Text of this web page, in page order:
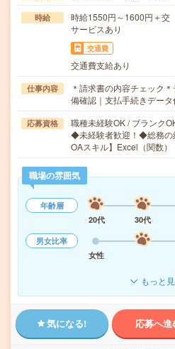
時給
時給1550円～1600円＋
サービスあり
交通費
交通費支給あり
仕事内容
＊請求書の内容チェック
備確認｜支払手続きデー
応募資格
職種未経験OK / ブランク
◆未経験者歓迎！◆総務の
OAスキル】Excel（関数
職場の雰囲気
年齢層
20代
30代
男女比率
女性
もっと
気になる! 応募へ進